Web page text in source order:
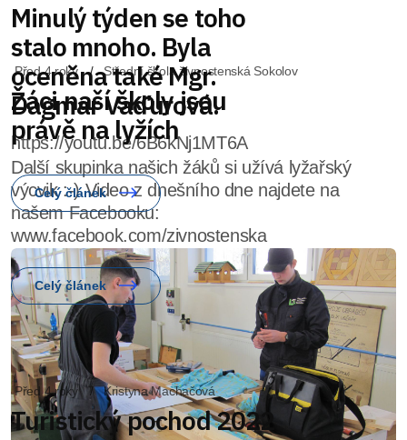
Minulý týden se toho
stalo mnoho. Byla
oceněna také Mgr.
Dagmar Vaďurová.
https://youtu.be/6B6kNj1MT6A
Celý článek